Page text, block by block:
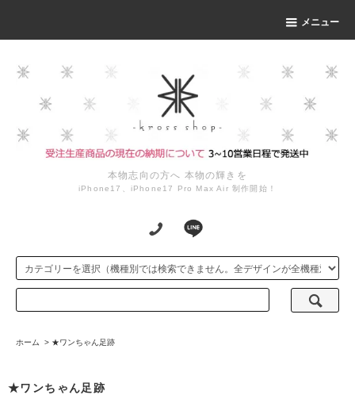
メニュー
本物志向の方へ 本物の輝きを
iPhone17、iPhone17 Pro Max Air 制作開始！
ホーム > ★ワンちゃん足跡
★ワンちゃん足跡